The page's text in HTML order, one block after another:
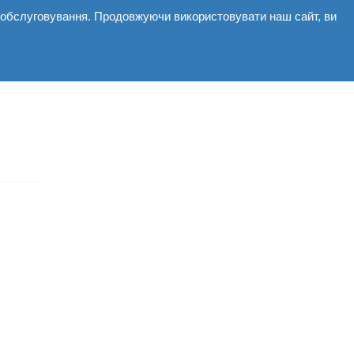
Продовжуючи використовувати наш сайт, ви
Галерея Новини Контакти